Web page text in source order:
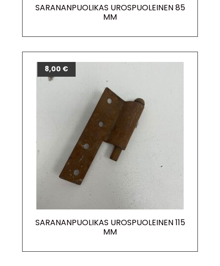
SARANANPUOLIKAS UROSPUOLEINEN 85
MM
SARANANPUOLIKAS UROSPUOLEINEN 115
MM
8,00 €